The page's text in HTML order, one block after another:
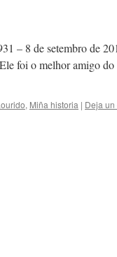
– 8 de setembro de
foi o melhor amigo do
, Miña historia | Deja